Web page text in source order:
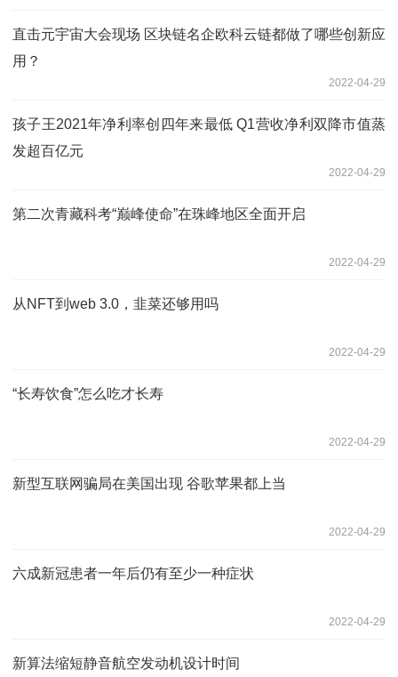
直击元宇宙大会现场 区块链名企欧科云链都做了哪些创新应
用？
2022-04-29
孩子王2021年净利率创四年来最低 Q1营收净利双降市值蒸
发超百亿元
2022-04-29
第二次青藏科考“巅峰使命”在珠峰地区全面开启
2022-04-29
从NFT到web 3.0，韭菜还够用吗
2022-04-29
“长寿饮食”怎么吃才长寿
2022-04-29
新型互联网骗局在美国出现 谷歌苹果都上当
2022-04-29
六成新冠患者一年后仍有至少一种症状
2022-04-29
新算法缩短静音航空发动机设计时间